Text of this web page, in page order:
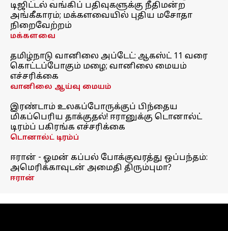
டிஜிட்டல் வங்கிப் பதிவுகளுக்கு நீதிமன்ற
அங்கீகாரம்; மக்களவையில் புதிய மசோதா
நிறைவேற்றம்
மக்களவை
தமிழ்நாடு வானிலை அப்டேட்: ஆகஸ்ட் 11 வரை
கொட்டப்போகும் மழை; வானிலை மையம்
எச்சரிக்கை
வானிலை ஆய்வு மையம்
இரண்டாம் உலகப்போருக்குப் பிந்தைய
மிகப்பெரிய தாக்குதல்! ஈரானுக்கு டொனால்ட்
டிரம்ப் பகிரங்க எச்சரிக்கை
டொனால்ட் டிரம்ப்
ஈரான் - ஓமன் கப்பல் போக்குவரத்து ஒப்பந்தம்:
அமெரிக்காவுடன் அமைதி திரும்புமா?
ஈரான்